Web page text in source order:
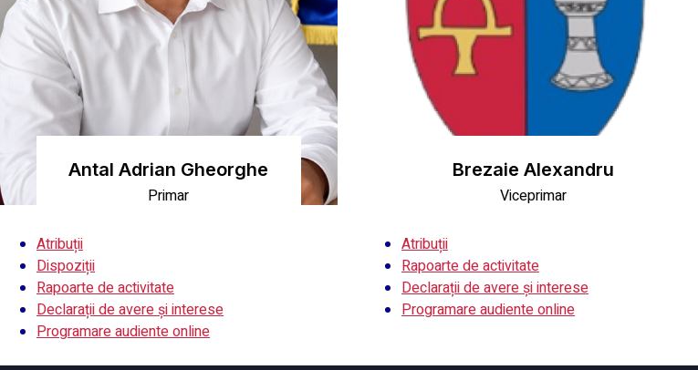
Antal Adrian Gheorghe
Primar
Atribuții
Dispoziții
Rapoarte de activitate
Declarații de avere și interese
Programare audiente online
Brezaie Alexandru
Viceprimar
Atribuții
Rapoarte de activitate
Declarații de avere și interese
Programare audiente online